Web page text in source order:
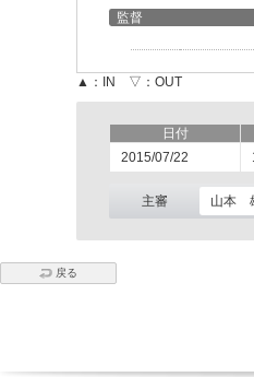
監督
▲：IN ▽：OUT
日付
2015/07/22
主審 山本
戻る